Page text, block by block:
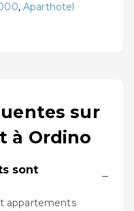
, Aparthotel
sur
à Ordino
sont
−
appartements